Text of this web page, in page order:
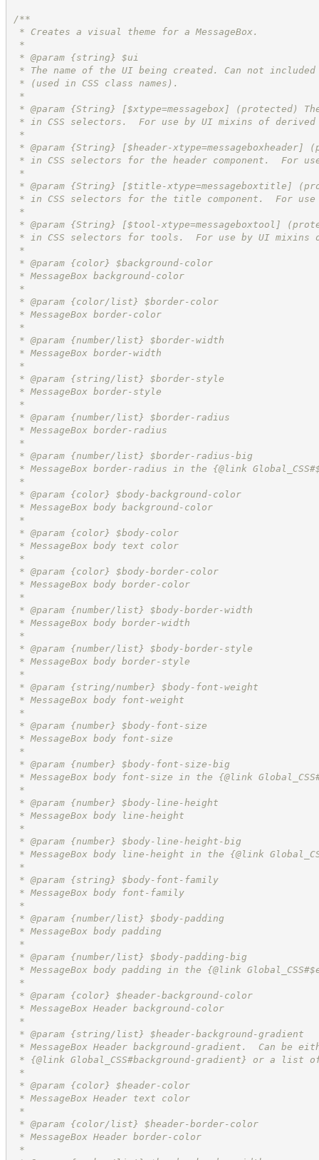
/**
* Creates a visual theme for a MessageBox.
*
* @param {string} $ui
* The name of the UI being created. Can not
* (used in CSS class names).
*
* @param {String} [$xtype=messagebox] (protected)
* in CSS selectors.  For use by UI mixins of
*
* @param {String} [$header-
* in CSS selectors for the header component.  For
*
* @param {String} [$title-xtype=messageboxtitle]
* in CSS selectors for the title component.  For
*
* @param {String} [$tool-xtype=messageboxtool]
* in CSS selectors for tools.  For use by UI mixins
*
* @param {color} $background-color
* MessageBox background-color
*
* @param {color/list} $border-color
* MessageBox border-color
*
* @param {number/list} $border-width
* MessageBox border-width
*
* @param {string/list} $border-style
* MessageBox border-style
*
* @param {number/list} $border-radius
* MessageBox border-radius
*
* @param {number/list} $border-radius-big
* MessageBox border-radius in the {@link
*
* @param {color} $body-background-color
* MessageBox body background-color
*
* @param {color} $body-color
* MessageBox body text color
*
* @param {color} $body-border-color
* MessageBox body border-color
*
* @param {number/list} $body-border-width
* MessageBox body border-width
*
* @param {number/list} $body-border-style
* MessageBox body border-style
*
* @param {string/number} $body-font-weight
* MessageBox body font-weight
*
* @param {number} $body-font-size
* MessageBox body font-size
*
* @param {number} $body-font-size-big
* MessageBox body font-size in the {@link
*
* @param {number} $body-line-height
* MessageBox body line-height
*
* @param {number} $body-line-height-big
* MessageBox body line-height in the {@link
*
* @param {string} $body-font-family
* MessageBox body font-family
*
* @param {number/list} $body-padding
* MessageBox body padding
*
* @param {number/list} $body-padding-big
* MessageBox body padding in the {@link
*
* @param {color} $header-background-color
* MessageBox Header background-color
*
* @param {string/list} $header-background-gradient
* MessageBox Header background-gradient.  Can be
* {@link Global_CSS#background-gradient} or a list
*
* @param {color} $header-color
* MessageBox Header text color
*
* @param {color/list} $header-border-color
* MessageBox Header border-color
*